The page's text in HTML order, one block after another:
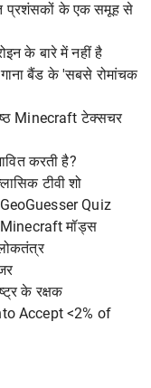
प्रशंसकों के एक समूह से
के बारे में नहीं है
बैंड के 'सबसे रोमांचक
Minecraft टेक्सचर
करती है?
टीवी शो
Quiz
मॉड्स
के रक्षक
Accept <2% of